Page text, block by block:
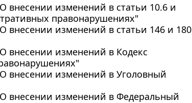
внесении изменений в статьи 10.6 и
правонарушениях"
внесении изменений в статьи 146 и 180
внесении изменений в Кодекс
внесении изменений в Уголовный
внесении изменений в Федеральный